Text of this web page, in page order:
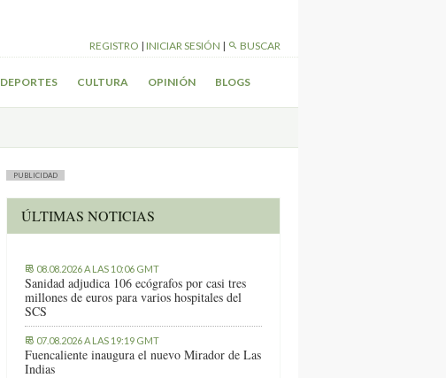
REGISTRO | INICIAR SESIÓN | BUSCAR
DEPORTES CULTURA OPINIÓN BLOGS
PUBLICIDAD
ÚLTIMAS NOTICIAS
08.08.2026 A LAS 10:06 GMT
Sanidad adjudica 106 ecógrafos por casi tres
millones de euros para varios hospitales del
SCS
07.08.2026 A LAS 19:19 GMT
Fuencaliente inaugura el nuevo Mirador de Las
Indias